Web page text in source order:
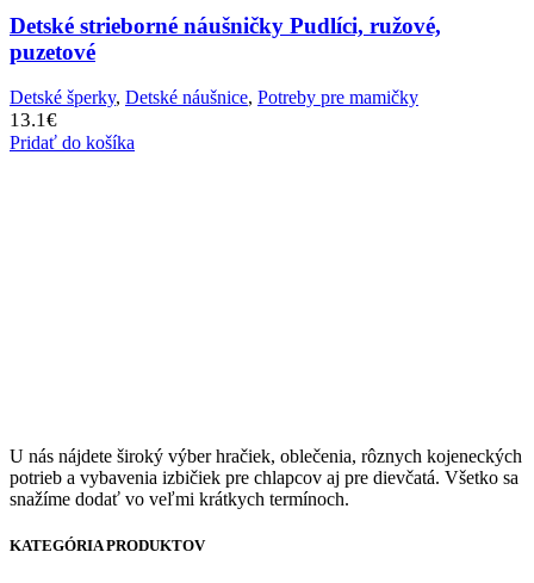
Detské strieborné náušničky Pudlíci, ružové,
puzetové
Detské šperky, Detské náušnice, Potreby pre mamičky
13.1€
Pridať do košíka
U nás nájdete široký výber hračiek, oblečenia, rôznych kojeneckých
potrieb a vybavenia izbičiek pre chlapcov aj pre dievčatá. Všetko sa
snažíme dodať vo veľmi krátkych termínoch.
KATEGÓRIA PRODUKTOV